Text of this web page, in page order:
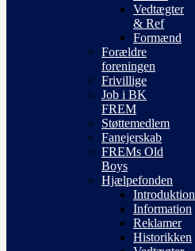
Vedtægter
& Ref
Formænd
Forældre
foreningen
Frivillige
Job i BK
FREM
Støttemedlem
Fanejerskab
FREMs Old
Boys
Hjælpefonden
Introduktion
Information
Reklamer
Historikken